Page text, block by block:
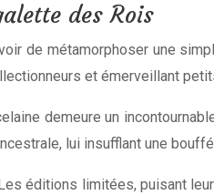
des Rois
de métamorphoser une
et émerveillant
demeure un
lui insufflant une
éditions limitées, puisant